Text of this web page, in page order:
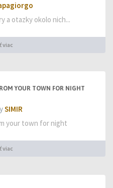
a otazky okolo nich...
viac
YOUR TOWN FOR NIGHT
SIMIR
your town for night
viac